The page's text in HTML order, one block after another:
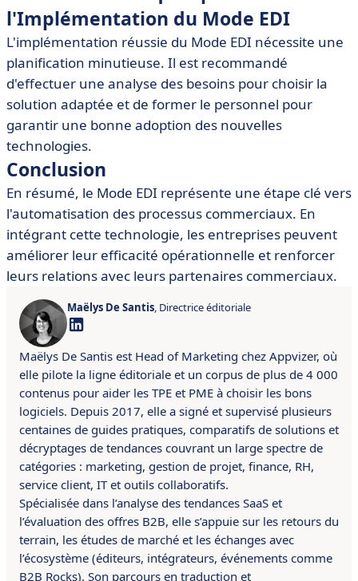
l'Implémentation du Mode EDI
L'implémentation réussie du Mode EDI nécessite une
planification minutieuse. Il est recommandé
d'effectuer une analyse des besoins pour choisir la
solution adaptée et de former le personnel pour
garantir une bonne adoption des nouvelles
technologies.
Conclusion
En résumé, le Mode EDI représente une étape clé vers
l'automatisation des processus commerciaux. En
intégrant cette technologie, les entreprises peuvent
améliorer leur efficacité opérationnelle et renforcer
leurs relations avec leurs partenaires commerciaux.
Maëlys De Santis, Directrice éditoriale
Maëlys De Santis est Head of Marketing chez Appvizer, où
elle pilote la ligne éditoriale et un corpus de plus de 4 000
contenus pour aider les TPE et PME à choisir les bons
logiciels. Depuis 2017, elle a signé et supervisé plusieurs
centaines de guides pratiques, comparatifs de solutions et
décryptages de tendances couvrant un large spectre de
catégories : marketing, gestion de projet, finance, RH,
service client, IT et outils collaboratifs.
Spécialisée dans l’analyse des tendances SaaS et
l’évaluation des offres B2B, elle s’appuie sur les retours du
terrain, les études de marché et les échanges avec
l’écosystème (éditeurs, intégrateurs, événements comme
B2B Rocks). Son parcours en traduction et